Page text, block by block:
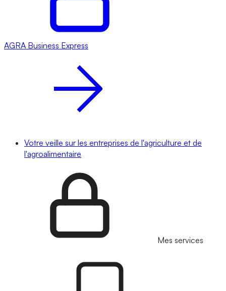
AGRA Business Express
Votre veille sur les entreprises de l'agriculture et de
l'agroalimentaire
Mes services